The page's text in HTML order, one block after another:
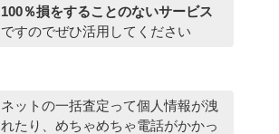
100％損をすることのないサービス
ですのでぜひ活用してください
ネットの一括査定って個人情報が洩
れたり、めちゃめちゃ電話がかかっ